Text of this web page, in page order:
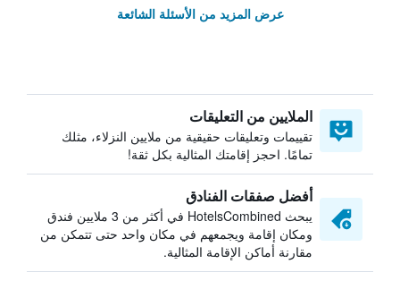
عرض المزيد من الأسئلة الشائعة
الملايين من التعليقات
تقييمات وتعليقات حقيقية من ملايين النزلاء، مثلك
تمامًا. احجز إقامتك المثالية بكل ثقة!
أفضل صفقات الفنادق
يبحث HotelsCombined في أكثر من 3 ملايين فندق
ومكان إقامة ويجمعهم في مكان واحد حتى تتمكن من
مقارنة أماكن الإقامة المثالية.